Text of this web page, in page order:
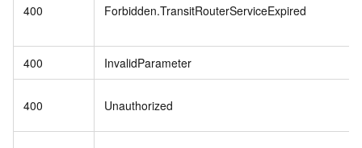
400 Forbidden.TransitRouterServiceExpired
400 InvalidParameter
400 Unauthorized